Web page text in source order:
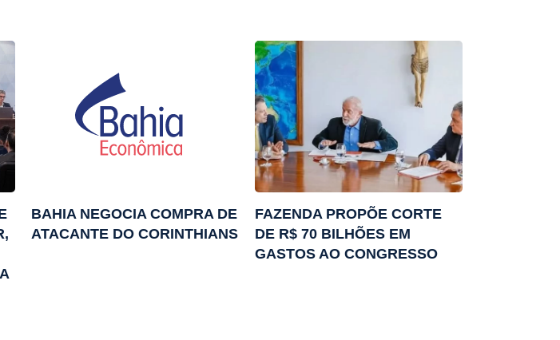
BAHIA NEGOCIA COMPRA DE
ATACANTE DO CORINTHIANS
FAZENDA PROPÕE CORTE
DE R$ 70 BILHÕES EM
GASTOS AO CONGRESSO